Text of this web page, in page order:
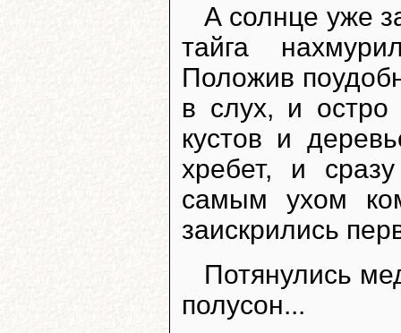
А солнце уже
тайга
Положив
в слух, и остро
кустов и
хребет, и
самым ухом
заискрились
Потянулись
полусон...